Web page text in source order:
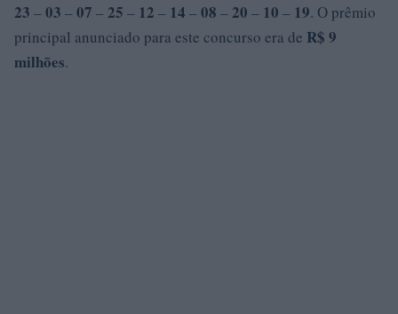
23 –03 –07 –25 – 12 – 14 –08 –20 – 10 – 19. O prêmio
principal anunciado para este concurso era de R$ 9
milhões.